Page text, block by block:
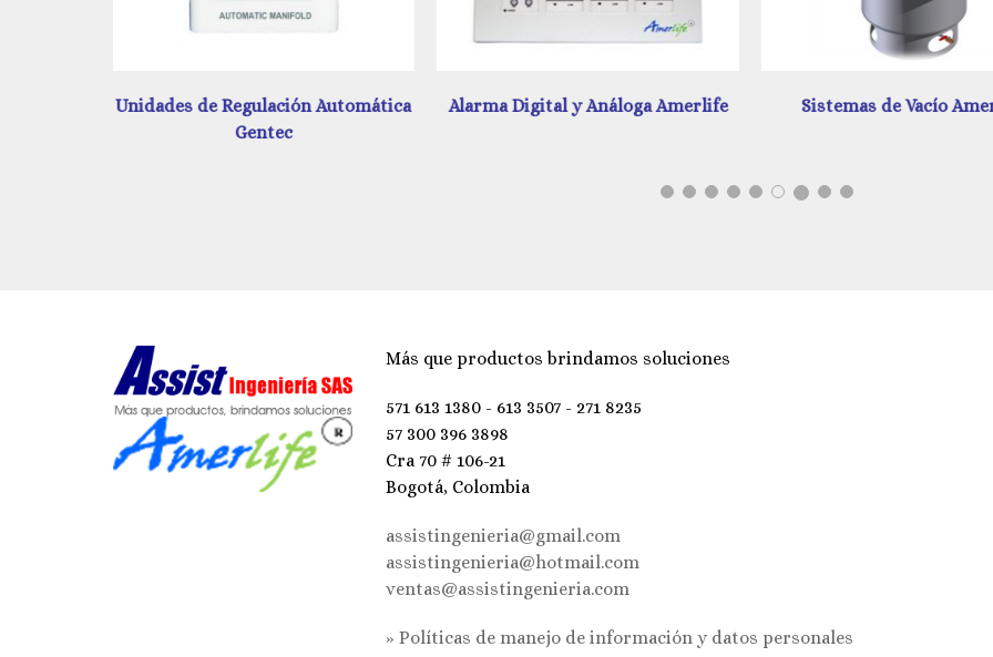
Alarma Digital y Análoga Amerlife Sistemas de Vacío Amerlife Unidad de Regulación
Más que productos brindamos soluciones
571 613 1380 - 613 3507 - 271 8235
57 300 396 3898
Cra 70 # 106-21
Bogotá, Colombia
assistingenieria@gmail.com
assistingenieria@hotmail.com
ventas@assistingenieria.com
» Políticas de manejo de información y datos personales